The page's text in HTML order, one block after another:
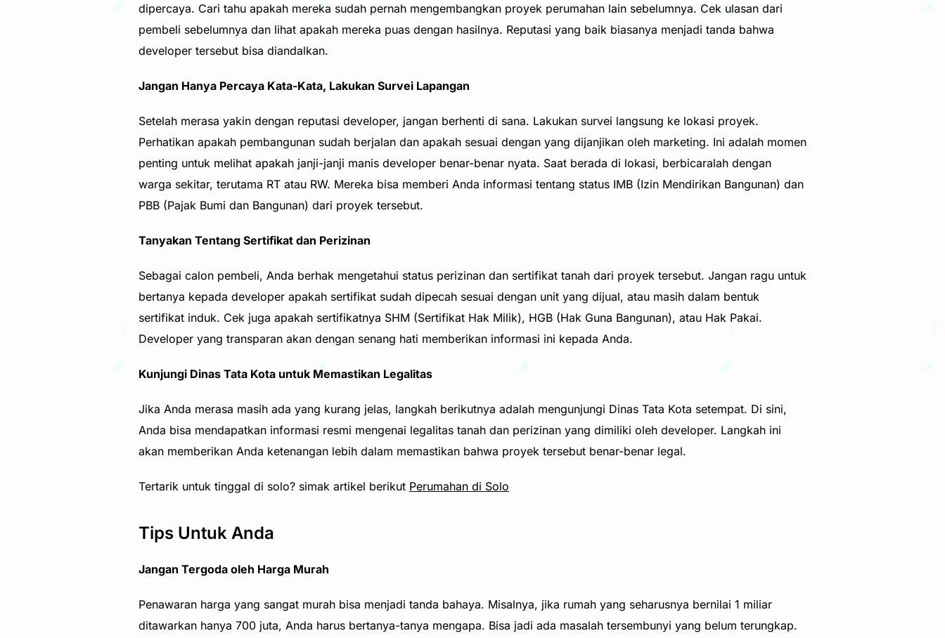
dipercaya. Cari tahu apakah mereka sudah pernah mengembangkan proyek perumahan lain sebelumnya. Cek ulasan dari
pembeli sebelumnya dan lihat apakah mereka puas dengan hasilnya. Reputasi yang baik biasanya menjadi tanda bahwa
developer tersebut bisa diandalkan.
Jangan Hanya Percaya Kata-Kata, Lakukan Survei Lapangan
Setelah merasa yakin dengan reputasi developer, jangan berhenti di sana. Lakukan survei langsung ke lokasi proyek.
Perhatikan apakah pembangunan sudah berjalan dan apakah sesuai dengan yang dijanjikan oleh marketing. Ini adalah momen
penting untuk melihat apakah janji-janji manis developer benar-benar nyata. Saat berada di lokasi, berbicaralah dengan
warga sekitar, terutama RT atau RW. Mereka bisa memberi Anda informasi tentang status IMB (Izin Mendirikan Bangunan) dan
PBB (Pajak Bumi dan Bangunan) dari proyek tersebut.
Tanyakan Tentang Sertifikat dan Perizinan
Sebagai calon pembeli, Anda berhak mengetahui status perizinan dan sertifikat tanah dari proyek tersebut. Jangan ragu untuk
bertanya kepada developer apakah sertifikat sudah dipecah sesuai dengan unit yang dijual, atau masih dalam bentuk
sertifikat induk. Cek juga apakah sertifikatnya SHM (Sertifikat Hak Milik), HGB (Hak Guna Bangunan), atau Hak Pakai.
Developer yang transparan akan dengan senang hati memberikan informasi ini kepada Anda.
Kunjungi Dinas Tata Kota untuk Memastikan Legalitas
Jika Anda merasa masih ada yang kurang jelas, langkah berikutnya adalah mengunjungi Dinas Tata Kota setempat. Di sini,
Anda bisa mendapatkan informasi resmi mengenai legalitas tanah dan perizinan yang dimiliki oleh developer. Langkah ini
akan memberikan Anda ketenangan lebih dalam memastikan bahwa proyek tersebut benar-benar legal.
Tertarik untuk tinggal di solo? simak artikel berikut Perumahan di Solo
Tips Untuk Anda
Jangan Tergoda oleh Harga Murah
Penawaran harga yang sangat murah bisa menjadi tanda bahaya. Misalnya, jika rumah yang seharusnya bernilai 1 miliar
ditawarkan hanya 700 juta, Anda harus bertanya-tanya mengapa. Bisa jadi ada masalah tersembunyi yang belum terungkap.